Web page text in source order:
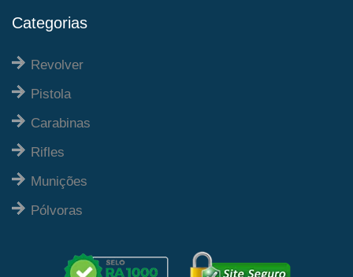
Categorias
Revolver
Pistola
Carabinas
Rifles
Munições
Pólvoras